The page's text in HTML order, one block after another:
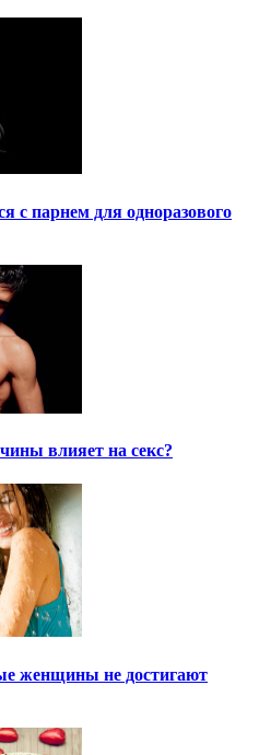
с парнем для одноразового
влияет на секс?
женщины не достигают